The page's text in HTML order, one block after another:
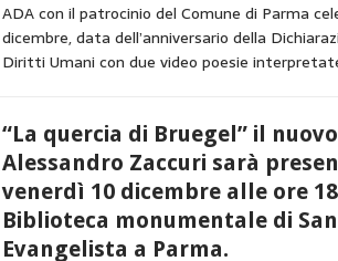
ADA con il patrocinio del Comune di Parma
dicembre, data dell’anniversario della
Diritti Umani con due video poesie
“La quercia di Bruegel” il
Alessandro Zaccuri sarà
venerdì 10 dicembre alle ore
Biblioteca monumentale di
Evangelista a Parma.